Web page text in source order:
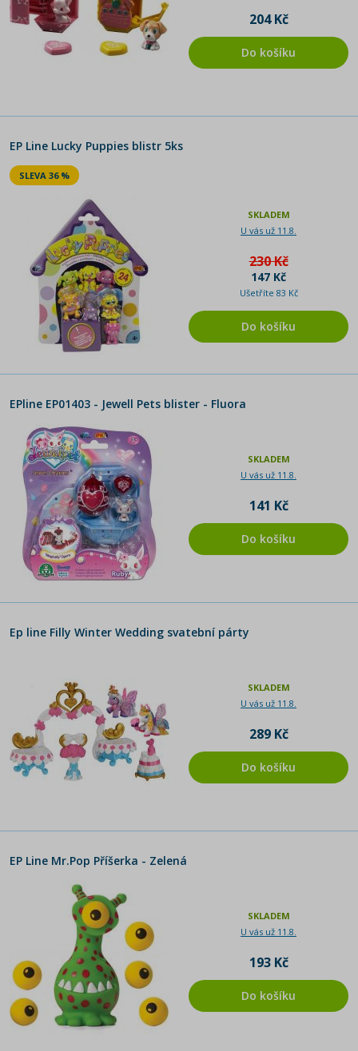
204 Kč
Do košíku
EP Line Lucky Puppies blistr 5ks
SLEVA 36 %
SKLADEM
U vás už 11.8.
230 Kč
147 Kč
Ušetříte 83 Kč
Do košíku
EPline EP01403 - Jewell Pets blister - Fluora
SKLADEM
U vás už 11.8.
141 Kč
Do košíku
Ep line Filly Winter Wedding svatební párty
SKLADEM
U vás už 11.8.
289 Kč
Do košíku
EP Line Mr.Pop Příšerka - Zelená
SKLADEM
U vás už 11.8.
193 Kč
Do košíku